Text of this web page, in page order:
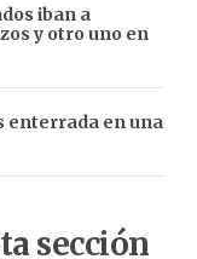
iban a
y otro uno en
enterrada en una
sección